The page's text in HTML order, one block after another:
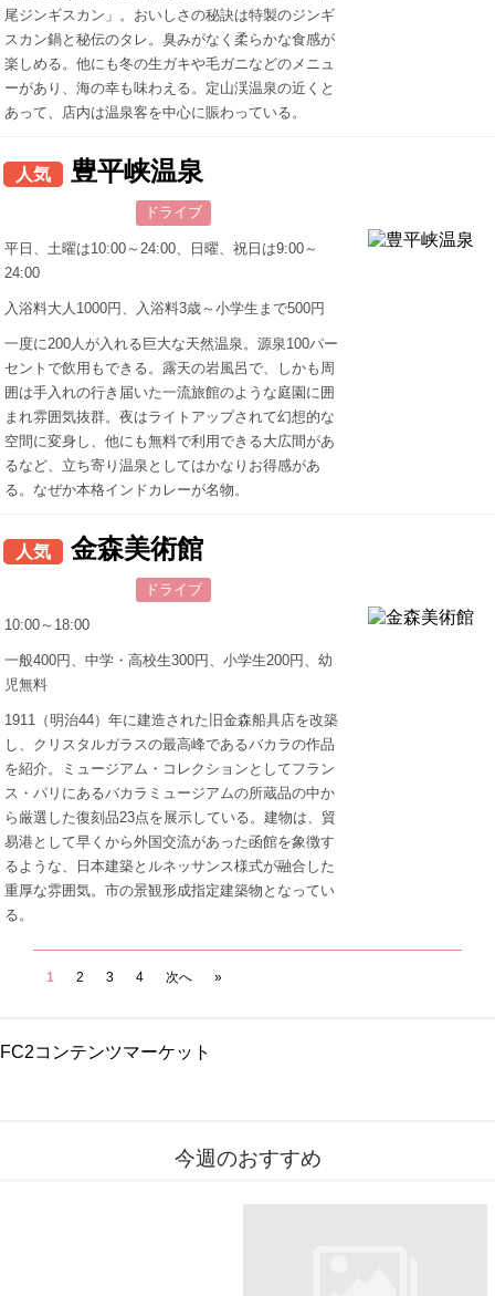
尾ジンギスカン」。おいしさの秘訣は特製のジンギ
スカン鍋と秘伝のタレ。臭みがなく柔らかな食感が
楽しめる。他にも冬の生ガキや毛ガニなどのメニュ
ーがあり、海の幸も味わえる。定山渓温泉の近くと
あって、店内は温泉客を中心に賑わっている。
人気 豊平峡温泉
ドライブ
平日、土曜は10:00～24:00、日曜、祝日は9:00～
24:00
入浴料大人1000円、入浴料3歳～小学生まで500円
一度に200人が入れる巨大な天然温泉。源泉100パー
セントで飲用もできる。露天の岩風呂で、しかも周
囲は手入れの行き届いた一流旅館のような庭園に囲
まれ雰囲気抜群。夜はライトアップされて幻想的な
空間に変身し、他にも無料で利用できる大広間があ
るなど、立ち寄り温泉としてはかなりお得感があ
る。なぜか本格インドカレーが名物。
人気 金森美術館
ドライブ
10:00～18:00
一般400円、中学・高校生300円、小学生200円、幼
児無料
1911（明治44）年に建造された旧金森船具店を改築
し、クリスタルガラスの最高峰であるバカラの作品
を紹介。ミュージアム・コレクションとしてフラン
ス・パリにあるバカラミュージアムの所蔵品の中か
ら厳選した復刻品23点を展示している。建物は、貿
易港として早くから外国交流があった函館を象徴す
るような、日本建築とルネッサンス様式が融合した
重厚な雰囲気。市の景観形成指定建築物となってい
る。
1 2 3 4 次へ »
FC2コンテンツマーケット
今週のおすすめ